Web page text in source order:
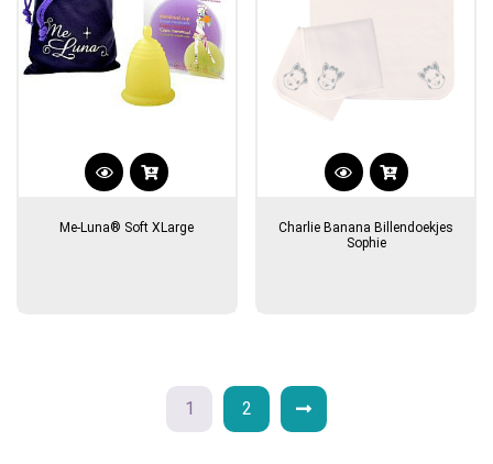
productpagina
productpagina
Me-Luna® Soft XLarge
Charlie Banana Billendoekjes
Sophie
1 2